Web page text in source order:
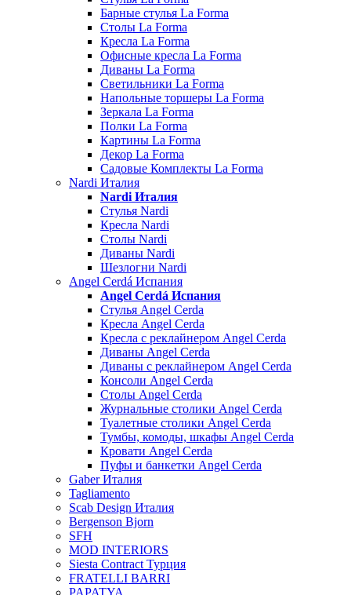
Барные стулья La Forma
Столы La Forma
Кресла La Forma
Офисные кресла La Forma
Диваны La Forma
Светильники La Forma
Напольные торшеры La Forma
Зеркала La Forma
Полки La Forma
Картины La Forma
Декор La Forma
Садовые Комплекты La Forma
Nardi Италия
Nardi Италия
Стулья Nardi
Кресла Nardi
Столы Nardi
Диваны Nardi
Шезлогни Nardi
Angel Cerdá Испания
Angel Cerdá Испания
Стулья Angel Cerda
Кресла Angel Cerda
Кресла с реклайнером Angel Cerda
Диваны Angel Cerda
Диваны с реклайнером Angel Cerda
Консоли Angel Cerda
Столы Angel Cerda
Журнальные столики Angel Cerda
Туалетные столики Angel Cerda
Тумбы, комоды, шкафы Angel Cerda
Кровати Angel Cerda
Пуфы и банкетки Angel Cerda
Gaber Италия
Tagliamento
Scab Design Италия
Bergenson Bjorn
SFH
MOD INTERIORS
Siesta Contract Турция
FRATELLI BARRI